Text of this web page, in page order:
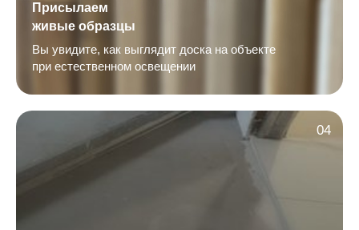
Присылаем
живые образцы
Вы увидите, как выглядит доска на объекте
при естественном освещении
04